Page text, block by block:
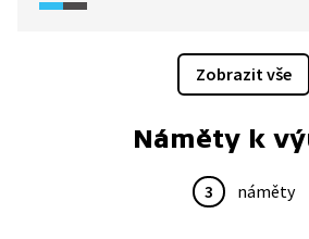
smíchovský rodák ocitl několikrát
Zobrazit vše
Náměty k
3 náměty